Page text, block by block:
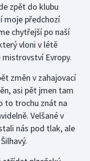
zpět do klubu
moje předchozí
chytřejší po naší
vloni v létě
Evropy.
změn v zahajovací
asi pět jmen tam
to trochu znát na
Velšané v
nás pod tlak, ale